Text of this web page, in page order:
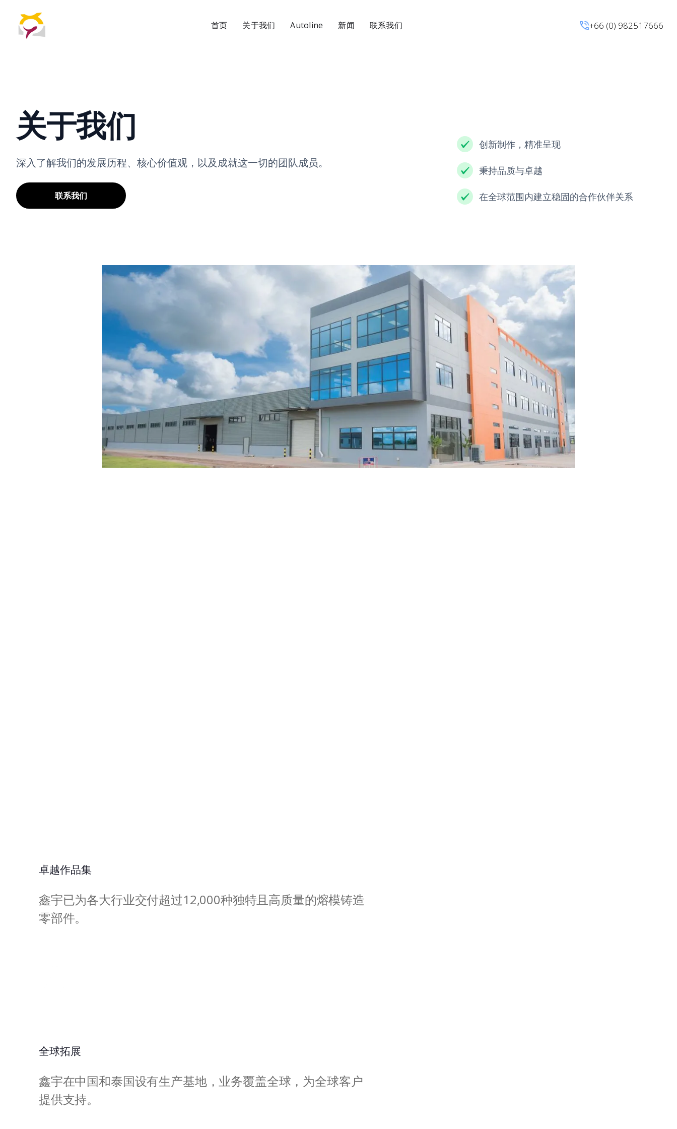
首页 关于我们 Autoline 新闻 联系我们 +66 (0) 982517666
关于我们
深入了解我们的发展历程、核心价值观，以及成就这一切的团队成员。
联系我们
创新制作，精准呈现
秉持品质与卓越
在全球范围内建立稳固的合作伙伴关系
卓越作品集
鑫宇已为各大行业交付超过12,000种独特且高质量的熔模铸造
零部件。
全球拓展
鑫宇在中国和泰国设有生产基地，业务覆盖全球，为全球客户
提供支持。